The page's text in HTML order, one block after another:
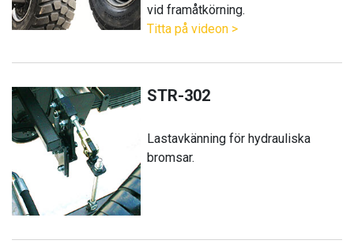
vid framåtkörning.
Titta på videon >
STR-302
Lastavkänning för hydrauliska
bromsar.